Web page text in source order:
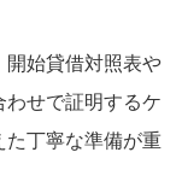
開始貸借対照表や
せで証明するケ
た丁寧な準備が重